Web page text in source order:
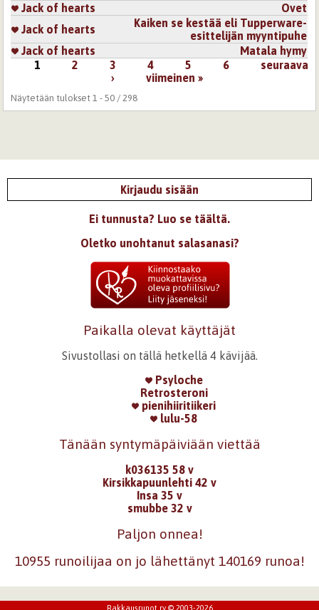
Jack of hearts
Ovet
Jack of hearts
Kaiken se kestää eli Tupperware-
esittelijän myyntipuhe
Jack of hearts
Matala hymy
1 2 3 4 5 6
seuraava
›
viimeinen »
Näytetään tulokset 1 - 50 / 298
Kirjaudu sisään
Ei tunnusta? Luo se täältä.
Oletko unohtanut salasanasi?
Paikalla olevat käyttäjät
Sivustollasi on tällä hetkellä 4 kävijää.
Psyloche
Retrosteroni
pienihiiritiikeri
lulu-58
Tänään syntymäpäiviään viettää
k036135 58 v
Kirsikkapuunlehti 42 v
Insa 35 v
smubbe 32 v
Paljon onnea!
10955 runoilijaa on jo lähettänyt 140169 runoa!
Rakkausrunot ry © 2003-2026